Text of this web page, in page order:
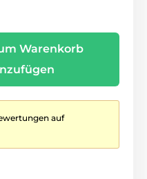
Warenkorb
auf